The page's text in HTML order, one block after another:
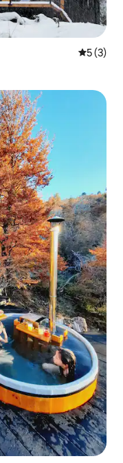
5 (3)
„Odabrali gosti”